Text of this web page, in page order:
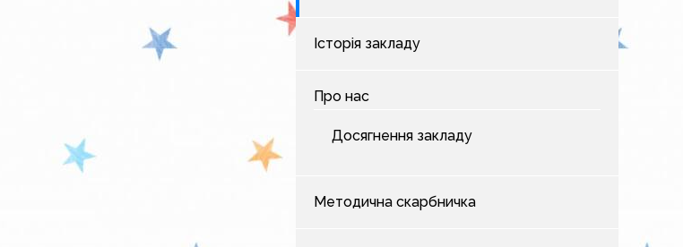
Історія закладу
Про нас
Досягнення закладу
Методична скарбничка